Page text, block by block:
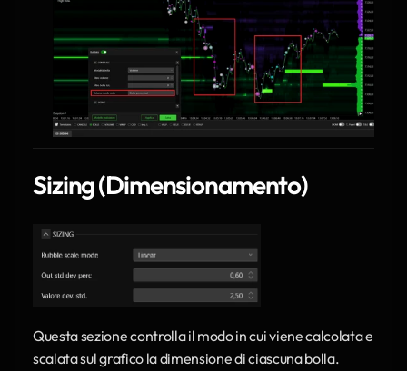
Sizing (Dimensionamento)
Questa sezione controlla il modo in cui viene calcolata e
scalata sul grafico la dimensione di ciascuna bolla.